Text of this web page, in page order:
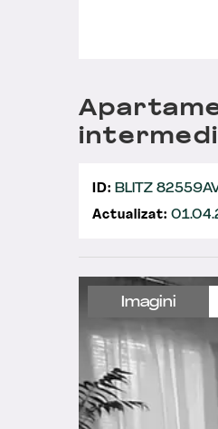
Imagini
ID: BLITZ
Actualizat: